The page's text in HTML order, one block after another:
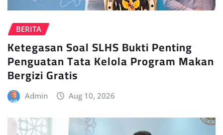
BERITA
Ketegasan Soal SLHS Bukti Penting
Penguatan Tata Kelola Program Makan
Bergizi Gratis
Admin Aug 10, 2026